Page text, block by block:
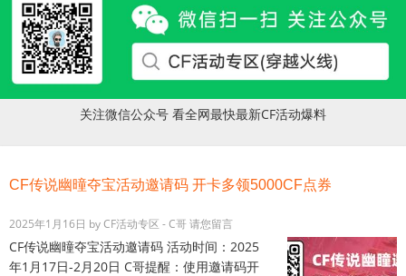
关注微信公众号 看全网最快最新CF活动爆料
CF传说幽曈夺宝活动邀请码 开卡多领5000CF点券
2025年1月16日 byCF活动专区 - C哥请您留言
CF传说幽曈夺宝活动邀请码 活动时间：2025
年1月17日-2月20日 C哥提醒：使用邀请码开